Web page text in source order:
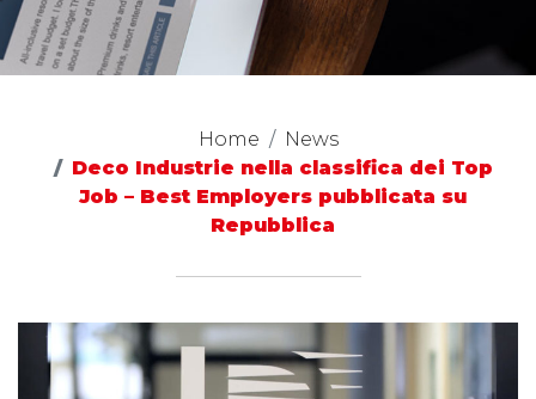
Home
News
Deco Industrie nella classifica dei Top
Job – Best Employers pubblicata su
Repubblica